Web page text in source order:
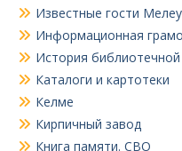
Известные гости
Информационная
История
Каталоги и картотеки
Келме
Кирпичный завод
Книга памяти. СВО